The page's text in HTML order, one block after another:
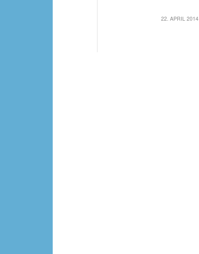
22. APRIL 2014